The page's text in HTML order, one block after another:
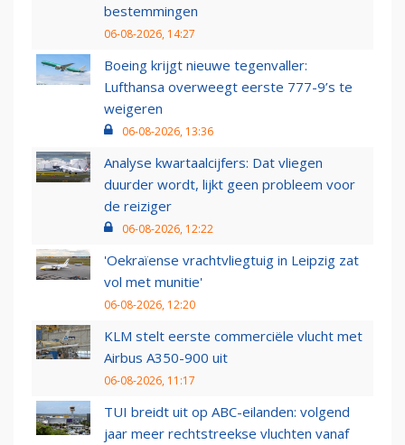
bestemmingen
06-08-2026, 14:27
Boeing krijgt nieuwe tegenvaller:
Lufthansa overweegt eerste 777-9’s te
weigeren
06-08-2026, 13:36
Analyse kwartaalcijfers: Dat vliegen
duurder wordt, lijkt geen probleem voor
de reiziger
06-08-2026, 12:22
'Oekraïense vrachtvliegtuig in Leipzig zat
vol met munitie'
06-08-2026, 12:20
KLM stelt eerste commerciële vlucht met
Airbus A350-900 uit
06-08-2026, 11:17
TUI breidt uit op ABC-eilanden: volgend
jaar meer rechtstreekse vluchten vanaf